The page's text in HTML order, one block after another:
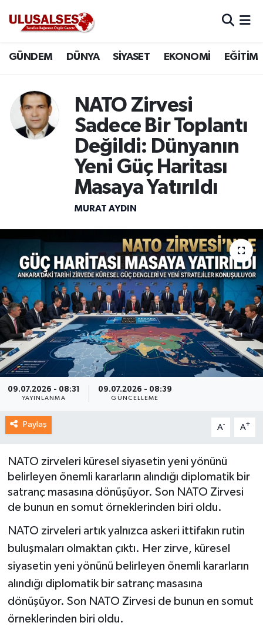
GÜNDEM DÜNYA SİYASET EKONOMİ EĞİTİM
NATO Zirvesi
Sadece Bir Toplantı
Değildi: Dünyanın
Yeni Güç Haritası
Masaya Yatırıldı
MURAT AYDIN
09.07.2026 - 08:31
YAYINLANMA
09.07.2026 - 08:39
GÜNCELLEME
Paylaş A- A+
NATO zirveleri küresel siyasetin yeni yönünü
belirleyen önemli kararların alındığı diplomatik bir
satranç masasına dönüşüyor. Son NATO Zirvesi
de bunun en somut örneklerinden biri oldu.
NATO zirveleri artık yalnızca askeri ittifakın rutin
buluşmaları olmaktan çıktı. Her zirve, küresel
siyasetin yeni yönünü belirleyen önemli kararların
alındığı diplomatik bir satranç masasına
dönüşüyor. Son NATO Zirvesi de bunun en somut
örneklerinden biri oldu.
DÜNYA
SİYASET
EKONOMİ
SPOR
Trafik Durumu
Süper Lig Puan Durumu ve Fikstür
Tüm Manşetler
Son Dakika Haberleri
Haber Arşivi